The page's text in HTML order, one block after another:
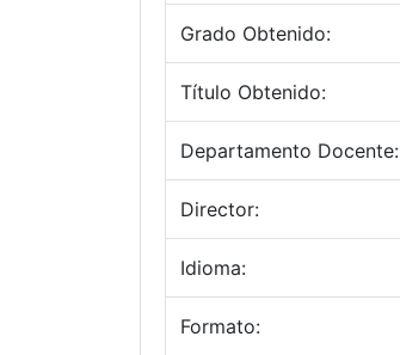
Grado Obtenido:
Título Obtenido:
Departamento Docente:
Director:
Idioma:
Formato: